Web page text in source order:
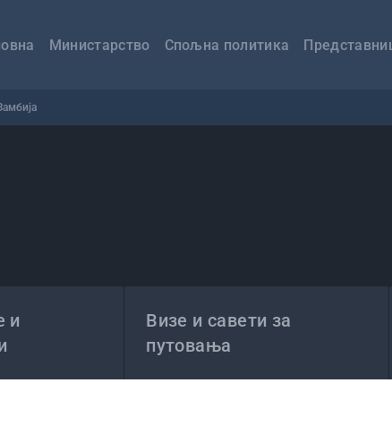
Министарство Спољна политика
и
Визе и савети за
путовања